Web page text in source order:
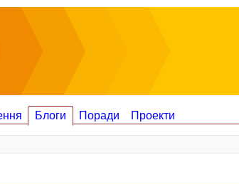
Блоги Поради Проекти